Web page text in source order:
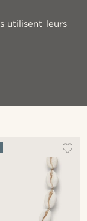
utilisent leurs